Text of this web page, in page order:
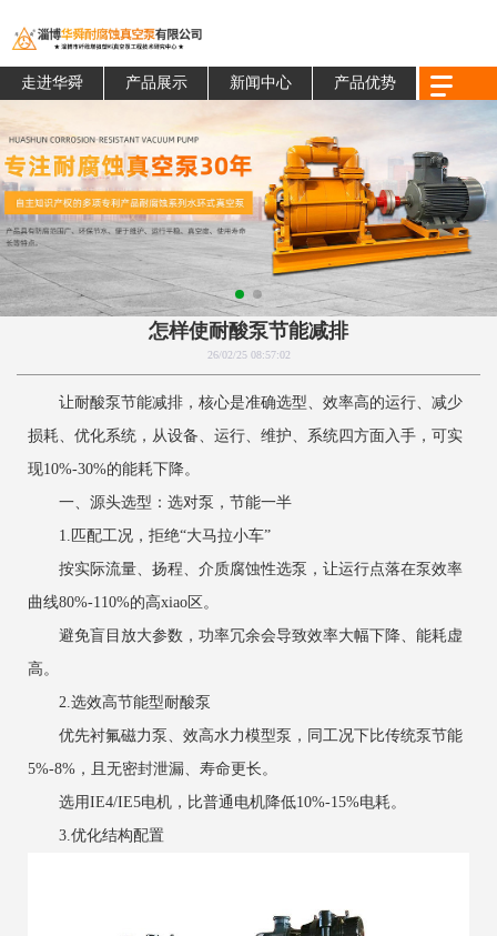
走进华舜 产品展示 新闻中心 产品优势
怎样使耐酸泵节能减排
26/02/25 08:57:02
让耐酸泵节能减排，核心是准确选型、效率高的运行、减少
损耗、优化系统，从设备、运行、维护、系统四方面入手，可实
现10%-30%的能耗下降。
一、源头选型：选对泵，节能一半
1.匹配工况，拒绝“大马拉小车”
按实际流量、扬程、介质腐蚀性选泵，让运行点落在泵效率
曲线80%-110%的高xiao区。
避免盲目放大参数，功率冗余会导致效率大幅下降、能耗虚
高。
2.选效高节能型耐酸泵
优先衬氟磁力泵、效高水力模型泵，同工况下比传统泵节能
5%-8%，且无密封泄漏、寿命更长。
选用IE4/IE5电机，比普通电机降低10%-15%电耗。
3.优化结构配置